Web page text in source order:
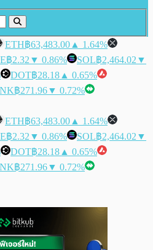
ETH฿63,483.00 ▲ 1.64%
฿2.32 ▼ 0.86% SOL฿2,464.02 ▼
DOT฿28.18 ▲ 0.65%
฿271.96▼ 0.72%
ETH฿63,483.00 ▲ 1.64%
฿2.32 ▼ 0.86% SOL฿2,464.02 ▼
DOT฿28.18 ▲ 0.65%
฿271.96▼ 0.72%